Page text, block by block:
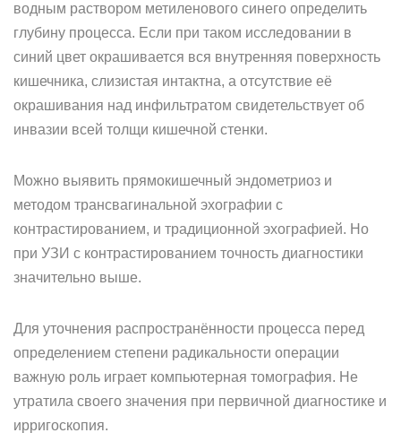
водным раствором метиленового синего определить
глубину процесса. Если при таком исследовании в
синий цвет окрашивается вся внутренняя поверхность
кишечника, слизистая интактна, а отсутствие её
окрашивания над инфильтратом свидетельствует об
инвазии всей толщи кишечной стенки.
Можно выявить прямокишечный эндометриоз и
методом трансвагинальной эхографии с
контрастированием, и традиционной эхографией. Но
при УЗИ с контрастированием точность диагностики
значительно выше.
Для уточнения распространённости процесса перед
определением степени радикальности операции
важную роль играет компьютерная томография. Не
утратила своего значения при первичной диагностике и
ирригоскопия.